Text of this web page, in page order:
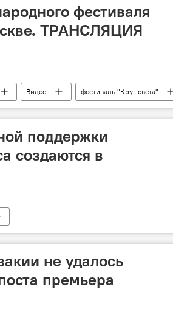
фестиваля
ТРАНСЛЯЦИЯ
Видео фестиваль "Круг света"
поддержки
создаются в
не удалось
премьера